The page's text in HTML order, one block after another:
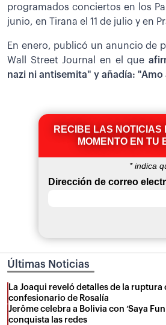
programados conciertos en los
junio, en Tirana el 11 de julio y en
En enero, publicó un anuncio de
Wall Street Journal en el que
nazi ni antisemita" y añadía:
RECIBE LAS NOTICIAS
MOMENTO EN TU
*indica
Dirección de correo
Últimas Noticias
La Joaqui reveló detalles de la ruptura
confesionario de Rosalía
Jerôme celebra a Bolivia con ‘Saya
conquista las redes